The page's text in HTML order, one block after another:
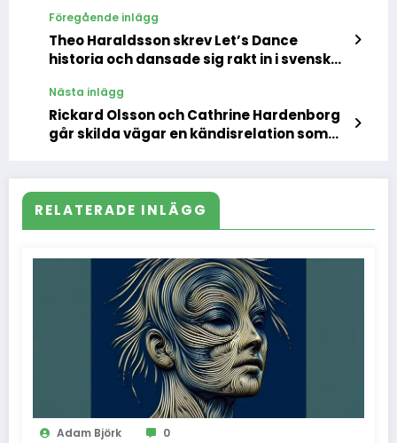
Föregående inlägg
Theo Haraldsson skrev Let’s Dance
historia och dansade sig rakt in i svenska
Nästa inlägg
Rickard Olsson och Cathrine Hardenborg
går skilda vägar en kändisrelation som
RELATERADE INLÄGG
Adam Björk 0